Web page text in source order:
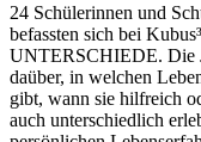
24 Schülerinnen und
befassten sich bei
UNTERSCHIEDE. Die
daüber, in welchen
gibt, wann sie hilfreich
auch unterschiedlich